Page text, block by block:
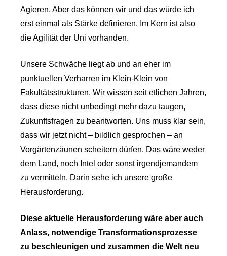
Agieren. Aber das können wir und das würde ich
erst einmal als Stärke definieren. Im Kern ist also
die Agilität der Uni vorhanden.
Unsere Schwäche liegt ab und an eher im
punktuellen Verharren im Klein-Klein von
Fakultätsstrukturen. Wir wissen seit etlichen Jahren,
dass diese nicht unbedingt mehr dazu taugen,
Zukunftsfragen zu beantworten. Uns muss klar sein,
dass wir jetzt nicht – bildlich gesprochen – an
Vorgärtenzäunen scheitern dürfen. Das wäre weder
dem Land, noch Intel oder sonst irgendjemandem
zu vermitteln. Darin sehe ich unsere große
Herausforderung.
Diese aktuelle Herausforderung wäre aber auch
Anlass, notwendige Transformationsprozesse
zu beschleunigen und zusammen die Welt neu